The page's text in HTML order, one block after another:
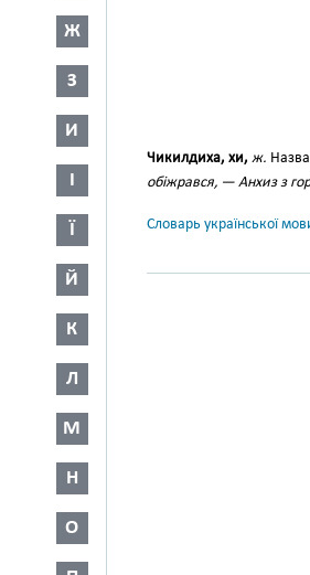
Ж
З
И
І
Ї
Й
К
Л
М
Н
О
Чикилдиха, хи, ж.
обіжрався, — Анхиз з
Словарь української